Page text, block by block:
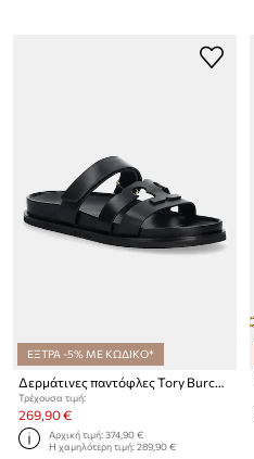
ΕΞΤΡΑ -5% ΜΕ ΚΩΔΙΚΟ*
Δερμάτινες παντόφλες Tory Burch Ines Sport
Τρέχουσα τιμή:
269,90 €
Αρχική τιμή:374,90 €
Η χαμηλότερη τιμή:289,90 €